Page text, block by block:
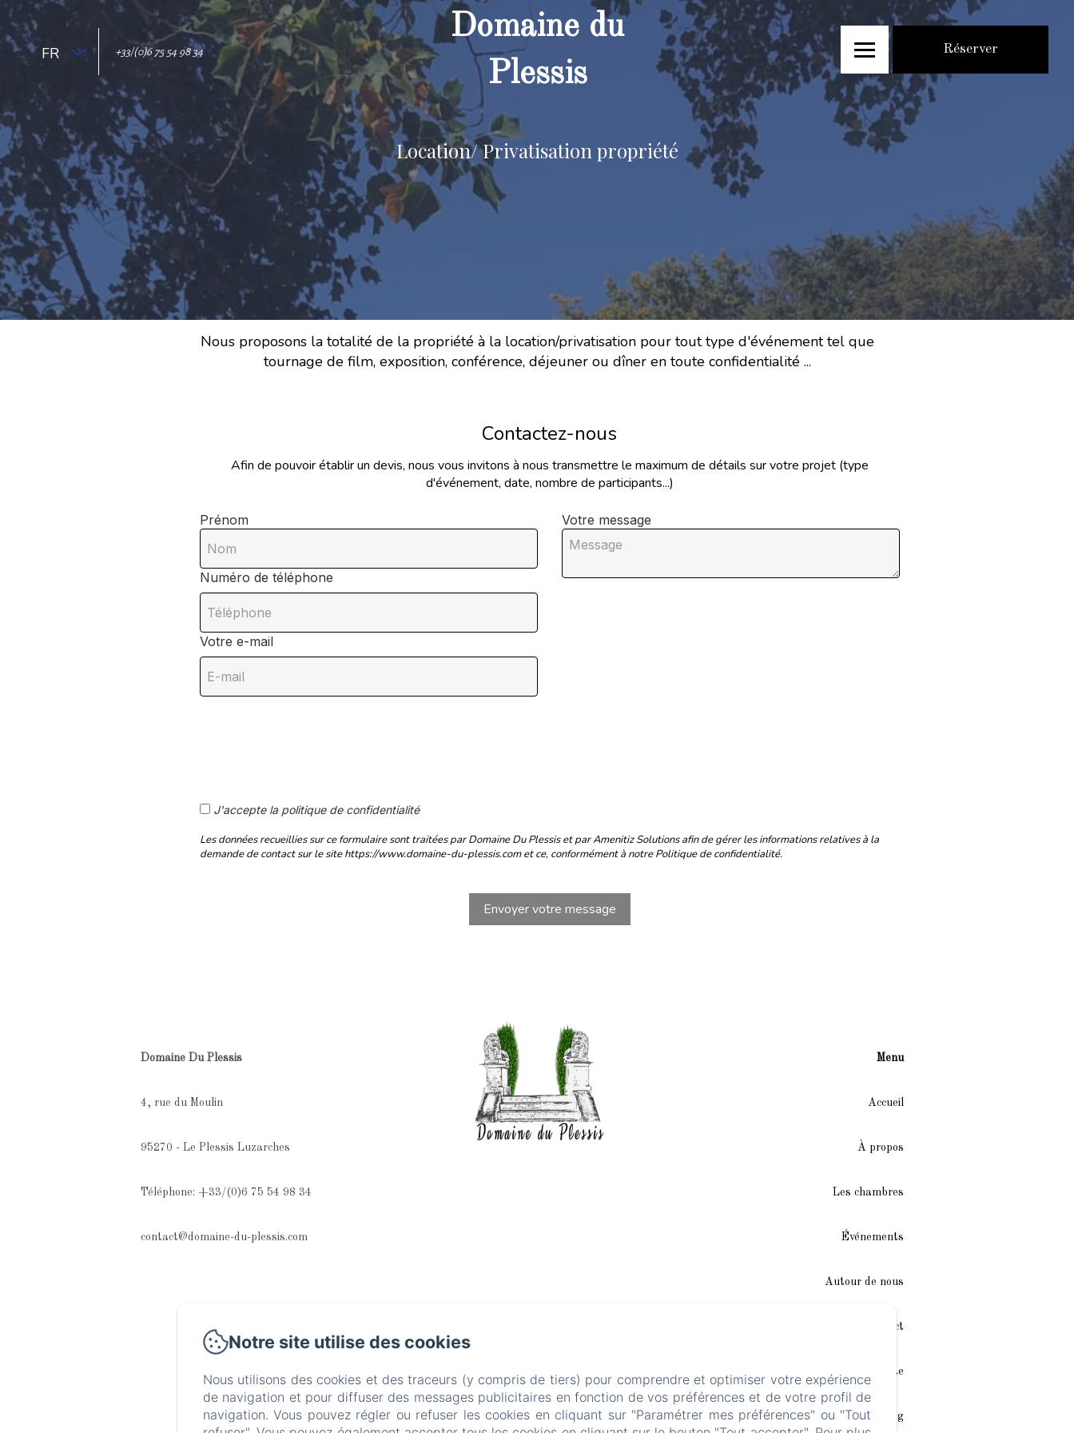
FR +33/(0)6 75 54 98 34
Domaine du
Plessis
Réserver
Location/ Privatisation propriété
Nous proposons la totalité de la propriété à la location/privatisation pour tout type d'événement tel que
tournage de film, exposition, conférence, déjeuner ou dîner en toute confidentialité ...
Contactez-nous
Afin de pouvoir établir un devis, nous vous invitons à nous transmettre le maximum de détails sur votre projet (type
d'événement, date, nombre de participants...)
Prénom
Numéro de téléphone
Votre e-mail
Votre message
J'accepte la politique de confidentialité
Les données recueillies sur ce formulaire sont traitées par Domaine Du Plessis et par Amenitiz Solutions afin de gérer les informations relatives à la
demande de contact sur le site https://www.domaine-du-plessis.com et ce, conformément à notre Politique de confidentialité.
Domaine Du Plessis
4, rue du Moulin
95270 - Le Plessis Luzarches
Téléphone: +33/(0)6 75 54 98 34
contact@domaine-du-plessis.com
Menu
Accueil
À propos
Les chambres
Événements
Autour de nous
Accès/Contact
Plan du site
Blog
Notre site utilise des cookies
Nous utilisons des cookies et des traceurs (y compris de tiers) pour comprendre et optimiser votre expérience
de navigation et pour diffuser des messages publicitaires en fonction de vos préférences et de votre profil de
navigation. Vous pouvez régler ou refuser les cookies en cliquant sur "Paramétrer mes préférences" ou "Tout